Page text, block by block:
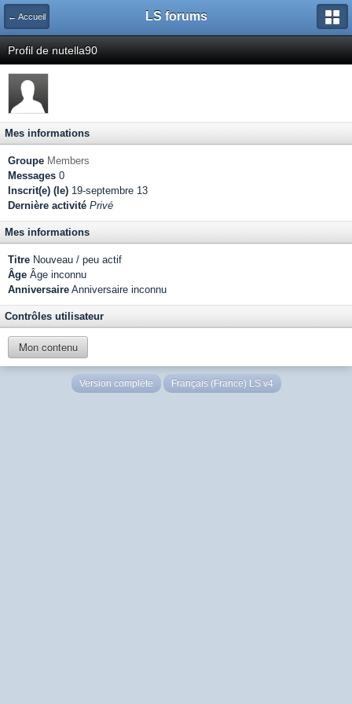
← Accueil LS forums
Profil de nutella90
Mes informations
Groupe Members
Messages 0
Inscrit(e) (le) 19-septembre 13
Dernière activité Privé
Mes informations
Titre Nouveau / peu actif
Âge Âge inconnu
Anniversaire Anniversaire inconnu
Contrôles utilisateur
Mon contenu
Version complète Français (France) LS v4